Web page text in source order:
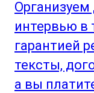
Организуем
интервью в
гарантией
тексты,
а вы